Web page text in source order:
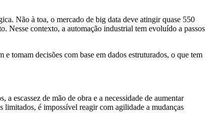
Não à toa, o mercado de big data deve atingir quase 550
Nesse contexto, a automação industrial tem evoluído a passos
tomam decisões com base em dados estruturados, o que tem
escassez de mão de obra e a necessidade de aumentar
é impossível reagir com agilidade a mudanças